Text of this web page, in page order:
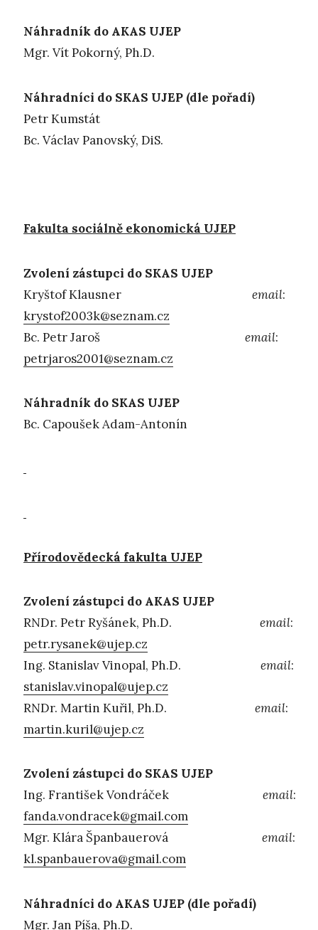
Náhradník do AKAS UJEP
Mgr. Vít Pokorný, Ph.D.
Náhradníci do SKAS UJEP (dle pořadí)
Petr Kumstát
Bc. Václav Panovský, DiS.
Fakulta sociálně ekonomická UJEP
Zvolení zástupci do SKAS UJEP
Kryštof Klausner email:
krystof2003k@seznam.cz
Bc. Petr Jaroš email:
petrjaros2001@seznam.cz
Náhradník do SKAS UJEP
Bc. Capoušek Adam-Antonín
Přírodovědecká fakulta UJEP
Zvolení zástupci do AKAS UJEP
RNDr. Petr Ryšánek, Ph.D. email:
petr.rysanek@ujep.cz
Ing. Stanislav Vinopal, Ph.D. email:
stanislav.vinopal@ujep.cz
RNDr. Martin Kuřil, Ph.D. email:
martin.kuril@ujep.cz
Zvolení zástupci do SKAS UJEP
Ing. František Vondráček email:
fanda.vondracek@gmail.com
Mgr. Klára Španbauerová email:
kl.spanbauerova@gmail.com
Náhradníci do AKAS UJEP (dle pořadí)
Mgr. Jan Píša, Ph.D.